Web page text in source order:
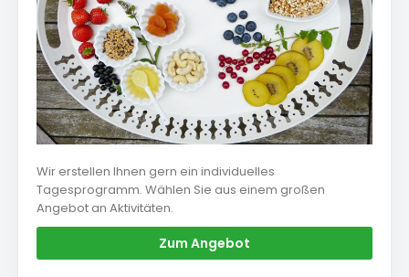
Wir erstellen Ihnen gern ein individuelles
Tagesprogramm. Wählen Sie aus einem großen
Angebot an Aktivitäten.
Zum Angebot